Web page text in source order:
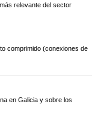
relevante del sector
comprimido (conexiones de
en Galicia y sobre los